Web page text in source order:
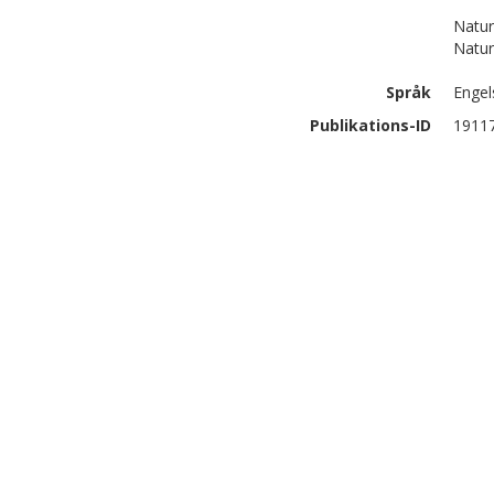
Språk
Publikations-ID